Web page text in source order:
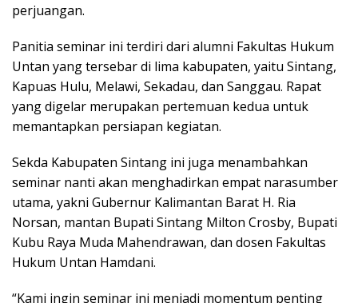
perjuangan.
Panitia seminar ini terdiri dari alumni Fakultas Hukum
Untan yang tersebar di lima kabupaten, yaitu Sintang,
Kapuas Hulu, Melawi, Sekadau, dan Sanggau. Rapat
yang digelar merupakan pertemuan kedua untuk
memantapkan persiapan kegiatan.
Sekda Kabupaten Sintang ini juga menambahkan
seminar nanti akan menghadirkan empat narasumber
utama, yakni Gubernur Kalimantan Barat H. Ria
Norsan, mantan Bupati Sintang Milton Crosby, Bupati
Kubu Raya Muda Mahendrawan, dan dosen Fakultas
Hukum Untan Hamdani.
“Kami ingin seminar ini menjadi momentum penting